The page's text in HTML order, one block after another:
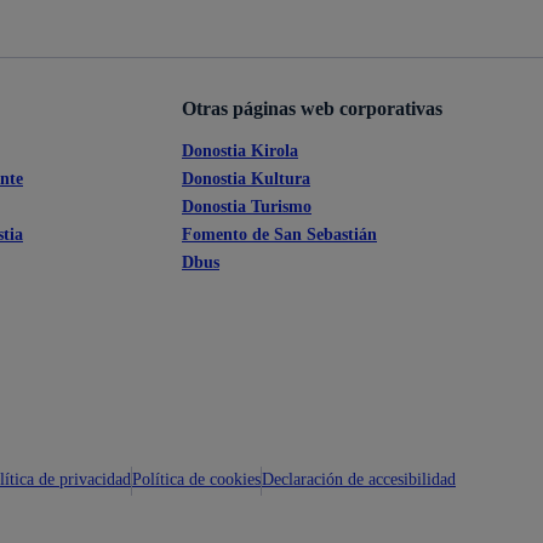
Otras páginas web corporativas
Donostia Kirola
Donostia Kultura
Donostia Turismo
Fomento de San Sebastián
Dbus
de privacidadPolítica de cookiesDeclaración de accesibilidad